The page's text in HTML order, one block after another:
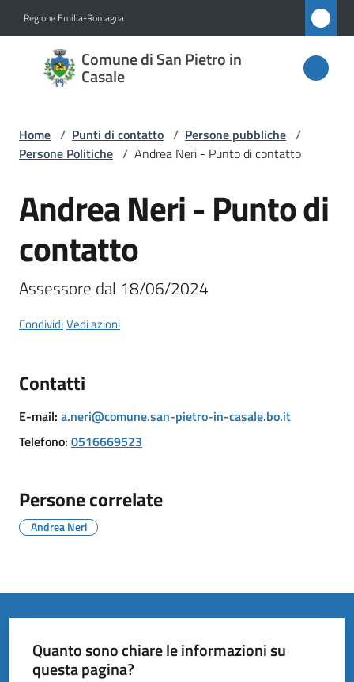
Regione Emilia-Romagna
Comune di San Pietro in
Casale
Comune
di San
in
Casale
Amministrazione
Novità
Comune
Trasparente
Home / Punti di contatto / Persone pubbliche /
Persone Politiche / Andrea Neri - Punto di contatto
Salta al contenuto
Andrea Neri - Punto di
contatto
Assessore dal 18/06/2024
CondividiVedi azioni
Contatti
E-mail: a.neri@comune.san-pietro-in-casale.bo.it
Telefono: 0516669523
Persone correlate
Andrea Neri
Quanto sono chiare le informazioni su
questa pagina?